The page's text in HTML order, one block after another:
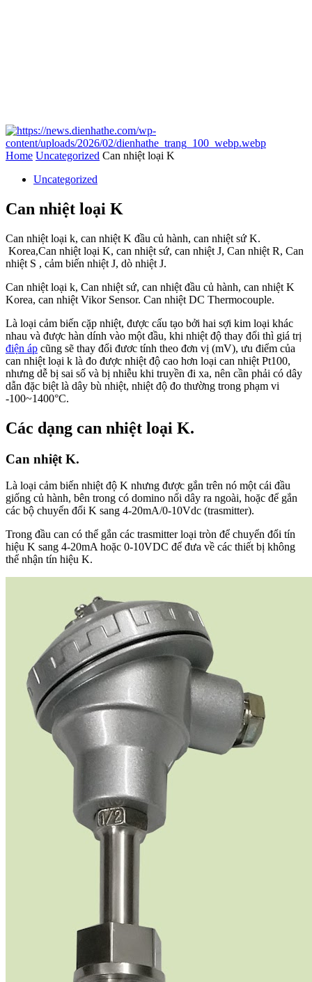
Home Uncategorized Can nhiệt loại K
Uncategorized
Can nhiệt loại K
Can nhiệt loại k, can nhiệt K đầu củ hành, can nhiệt sứ K.
Korea,Can nhiệt loại K, can nhiệt sứ, can nhiệt J, Can nhiệt R, Can
nhiệt S , cảm biến nhiệt J, dò nhiệt J.
Can nhiệt loại k, Can nhiệt sứ, can nhiệt đầu củ hành, can nhiệt K
Korea, can nhiệt Vikor Sensor. Can nhiệt DC Thermocouple.
Là loại cảm biến cặp nhiệt, được cấu tạo bởi hai sợi kim loại khác
nhau và được hàn dính vào một đầu, khi nhiệt độ thay đổi thì giá trị
điện áp cũng sẽ thay đổi đươc tính theo đơn vị (mV), ưu điểm của
can nhiệt loại k là đo được nhiệt độ cao hơn loại can nhiệt Pt100,
nhưng dễ bị sai số và bị nhiễu khi truyền đi xa, nên cần phải có dây
dẫn đặc biệt là dây bù nhiệt, nhiệt độ đo thường trong phạm vi
-100~1400°C.
Các dạng can nhiệt loại K.
Can nhiệt K.
Là loại cảm biến nhiệt độ K nhưng được gắn trên nó một cái đầu
giống củ hành, bên trong có domino nối dây ra ngoài, hoặc để gắn
các bộ chuyển đổi K sang 4-20mA/0-10Vdc (trasmitter).
Trong đầu can có thể gắn các trasmitter loại tròn để chuyển đổi tín
hiệu K sang 4-20mA hoặc 0-10VDC để đưa về các thiết bị không
thể nhận tín hiệu K.